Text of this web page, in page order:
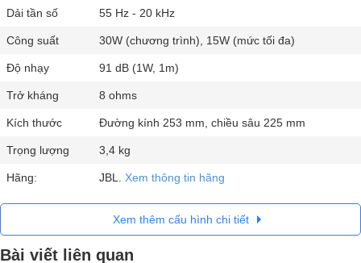
Dải tần số 55 Hz - 20 kHz
Công suất 30W (chương trình), 15W (mức tối đa)
Độ nhạy 91 dB (1W, 1m)
Trở kháng 8 ohms
Kích thước Đường kính 253 mm, chiều sâu 225 mm
Trọng lượng 3,4 kg
Hãng: JBL. Xem thông tin hãng
Xem thêm cấu hình chi tiết
Bài viết liên quan